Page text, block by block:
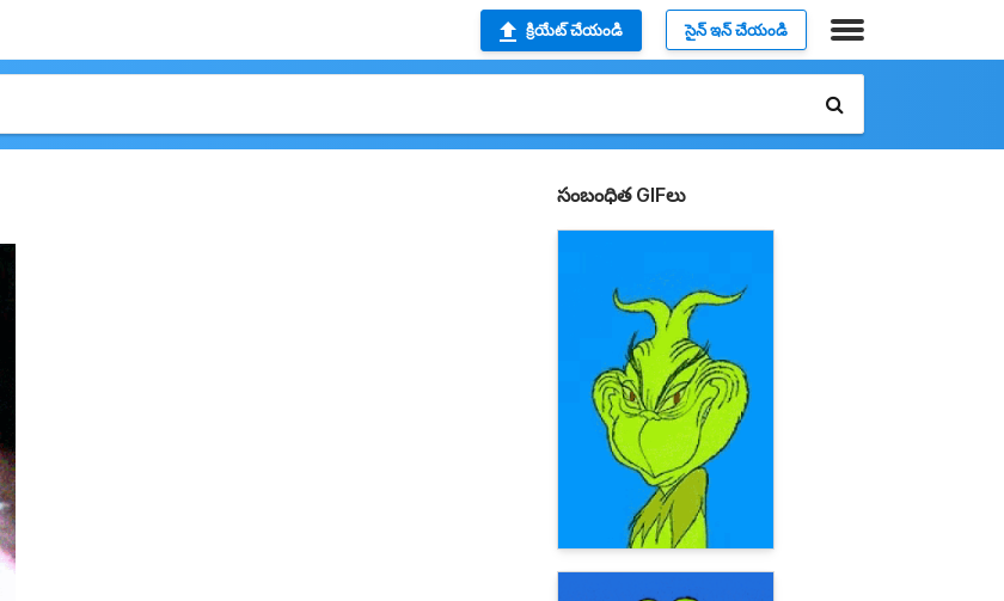
క్రియేట్ చేయండి సైన్ ఇన్ చేయండి
సంబంధిత GIFలు